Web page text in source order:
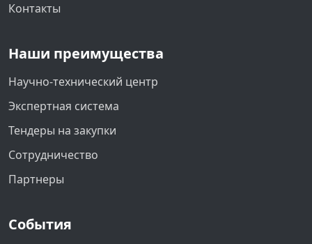
Контакты
Наши преимущества
Научно-технический центр
Экспертная система
Тендеры на закупки
Сотрудничество
Партнеры
События